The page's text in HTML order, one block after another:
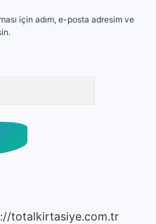
için adım, e-posta adresim ve
totalkirtasiye.com.tr